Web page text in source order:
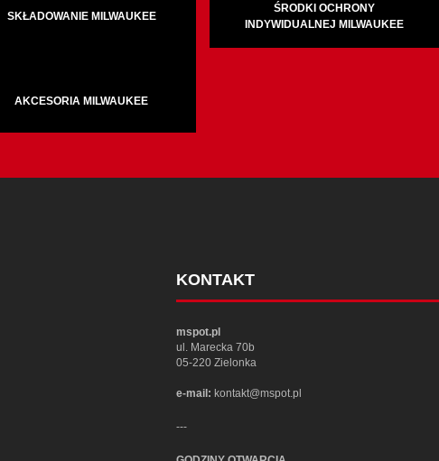
SKŁADOWANIE MILWAUKEE
ŚRODKI OCHRONY
INDYWIDUALNEJ MILWAUKEE
AKCESORIA MILWAUKEE
KONTAKT
mspot.pl
ul. Marecka 70b
05-220 Zielonka
e-mail: kontakt@mspot.pl
---